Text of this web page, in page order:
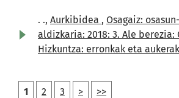
. ., Aurkibidea , Osagaiz:
aldizkaria: 2018: 3. Ale berezia:
Hizkuntza: erronkak eta aukerak
1 2 3 > >>